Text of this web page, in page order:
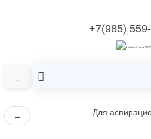
+7(985)
← Для